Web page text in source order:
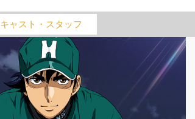
キャスト・スタッフ